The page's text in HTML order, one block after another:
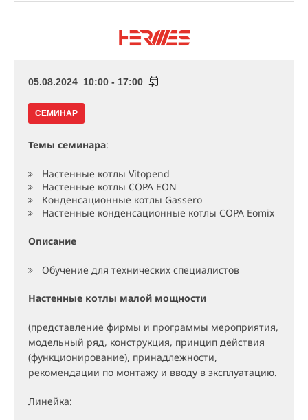
05.08.2024 10:00 - 17:00
СЕМИНАР
Темы семинара:
Настенные котлы Vitopend
Настенные котлы COPA EON
Конденсационные котлы Gassero
Настенные конденсационные котлы COPA Eomix
Описание
Обучение для технических специалистов
Настенные котлы малой мощности
(представление фирмы и программы мероприятия,
модельный ряд, конструкция, принцип действия
(функционирование), принадлежности,
рекомендации по монтажу и вводу в эксплуатацию.
Линейка: